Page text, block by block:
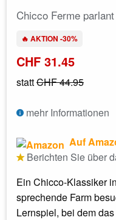
Chicco Ferme
🔥 AKTION -30%
CHF 31.45
stattCHF 44.95
mehr Informationen
Auf
Berichten Sie über
Ein Chicco-Klassiker
sprechende Farm
Lernspiel, bei dem